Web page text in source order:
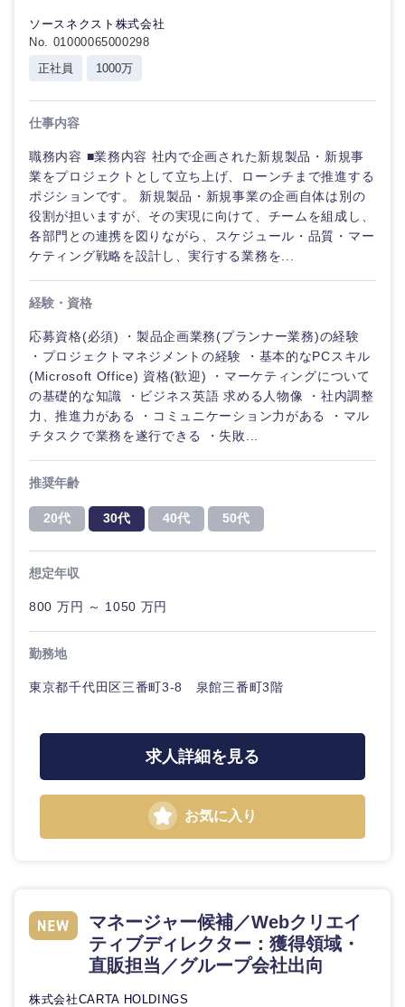
選択する
選択する
選択する
海外
選択する
ソースネクスト株式会社
No. 01000065000298
正社員
1000万
仕事内容
職務内容 ■業務内容 社内で企画された新規製品・新規事
業をプロジェクトとして立ち上げ、ローンチまで推進する
ポジションです。 新規製品・新規事業の企画自体は別の
役割が担いますが、その実現に向けて、チームを組成し、
各部門との連携を図りながら、スケジュール・品質・マー
ケティング戦略を設計し、実行する業務を...
経験・資格
応募資格(必須) ・製品企画業務(プランナー業務)の経験
・プロジェクトマネジメントの経験 ・基本的なPCスキル
(Microsoft Office) 資格(歓迎) ・マーケティングについて
の基礎的な知識 ・ビジネス英語 求める人物像 ・社内調整
力、推進力がある ・コミュニケーション力がある ・マル
チタスクで業務を遂行できる ・失敗...
推奨年齢
20代 30代 40代 50代
想定年収
800 万円 ～ 1050 万円
勤務地
東京都千代田区三番町3-8 泉館三番町3階
求人詳細を見る
お気に入り
マネージャー候補／Webクリエイ
ティブディレクター：獲得領域・
直販担当／グループ会社出向
株式会社CARTA HOLDINGS